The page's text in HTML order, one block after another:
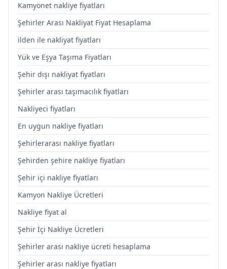
Kamyonet nakliye fiyatları
Şehirler Arası Nakliyat Fiyat Hesaplama
ilden ile nakliyat fiyatları
Yük ve Eşya Taşıma Fiyatları
Şehir dışı nakliyat fiyatları
Şehirler arası taşımacılık fiyatları
Nakliyeci fiyatları
En uygun nakliye fiyatları
Şehirlerarası nakliye fiyatları
Şehirden şehire nakliye fiyatları
Şehir içi nakliye fiyatları
Kamyon Nakliye Ücretleri
Nakliye fiyat al
Şehir İçi Nakliye Ücretleri
Şehirler arası nakliye ücreti hesaplama
Şehirler arası nakliye fiyatları